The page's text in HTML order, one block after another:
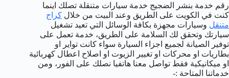
رقم خدمة بنشر الضجيج خدمة سيارات متنقلة تصلك اينما
كنت في الكويت على الطريق وعند البيت من خلال كراج
متنقل وسيارات مجهزة بكافة الوسائل التي تعيد تشغيل
سيارتك وتحقق لك السلامة على الطريق، خدمة تعمل على
توفير الصيانة لجميع اجزاء السيارة سواء كانت تواير او
بطاريات او محركات او تغيير الزيوت او اصلاح اعطال كهربائية
او ميكانيكية فقط تواصل معنا هاتفيا نصلك على الفور، ومن
خدماتنا المتاحة :-